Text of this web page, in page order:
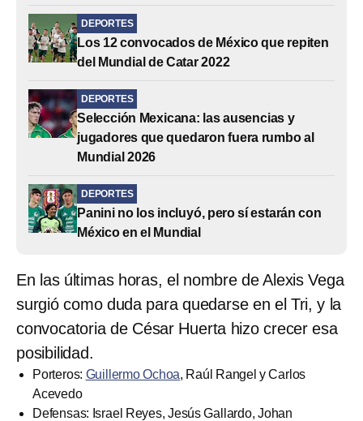
DEPORTES
Los 12 convocados de México que repiten
del Mundial de Catar 2022
DEPORTES
Selección Mexicana: las ausencias y
jugadores que quedaron fuera rumbo al
Mundial 2026
DEPORTES
Panini no los incluyó, pero sí estarán con
México en el Mundial
En las últimas horas, el nombre de Alexis Vega
surgió como duda para quedarse en el Tri, y la
convocatoria de César Huerta hizo crecer esa
posibilidad.
Porteros: Guillermo Ochoa, Raúl Rangel y Carlos
Acevedo
Defensas: Israel Reyes, Jesús Gallardo, Johan